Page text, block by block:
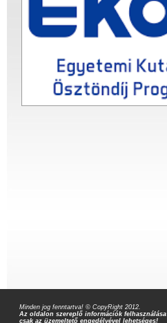
Minden jog fenntartva! © CopyRight 2012.
Az oldalon szereplő információk felhasználása
csak az üzemeltető engedélyével lehetséges!